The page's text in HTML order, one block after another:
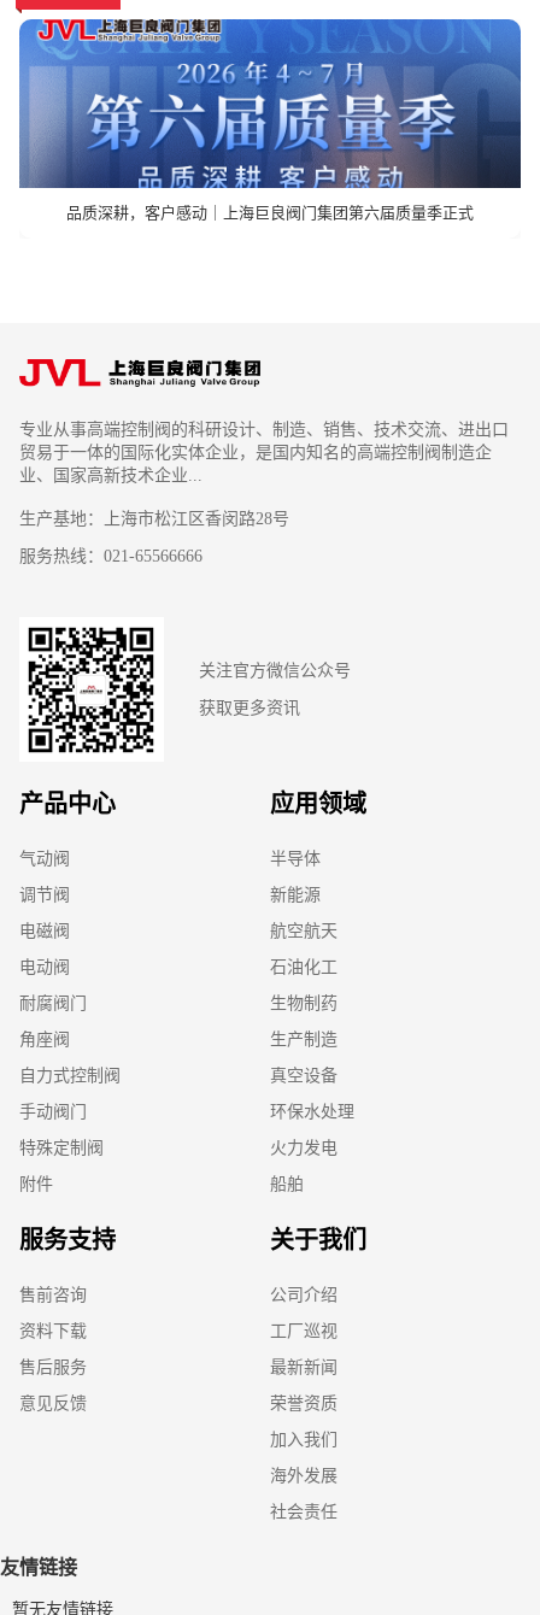
品质深耕，客户感动｜上海巨良阀门集团第六届质量季正式
专业从事高端控制阀的科研设计、制造、销售、技术交流、进出口
贸易于一体的国际化实体企业，是国内知名的高端控制阀制造企
业、国家高新技术企业...
生产基地：上海市松江区香闵路28号
服务热线：021-65566666
关注官方微信公众号
获取更多资讯
产品中心
气动阀
调节阀
电磁阀
电动阀
耐腐阀门
角座阀
自力式控制阀
手动阀门
特殊定制阀
附件
应用领域
半导体
新能源
航空航天
石油化工
生物制药
生产制造
真空设备
环保水处理
火力发电
船舶
服务支持
售前咨询
资料下载
售后服务
意见反馈
关于我们
公司介绍
工厂巡视
最新新闻
荣誉资质
加入我们
海外发展
社会责任
友情链接
暂无友情链接